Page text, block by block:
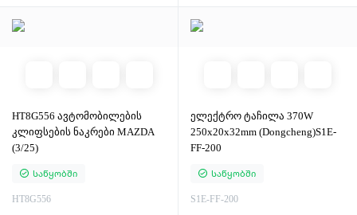
HT8G556 ავტომობილების
კლიფსების ნაკრები MAZDA
(3/25)
Საწყობში
HT8G556
ელექტრო ტაჩილა 370W
250x20x32mm (Dongcheng)S1E-
FF-200
Საწყობში
S1E-FF-200